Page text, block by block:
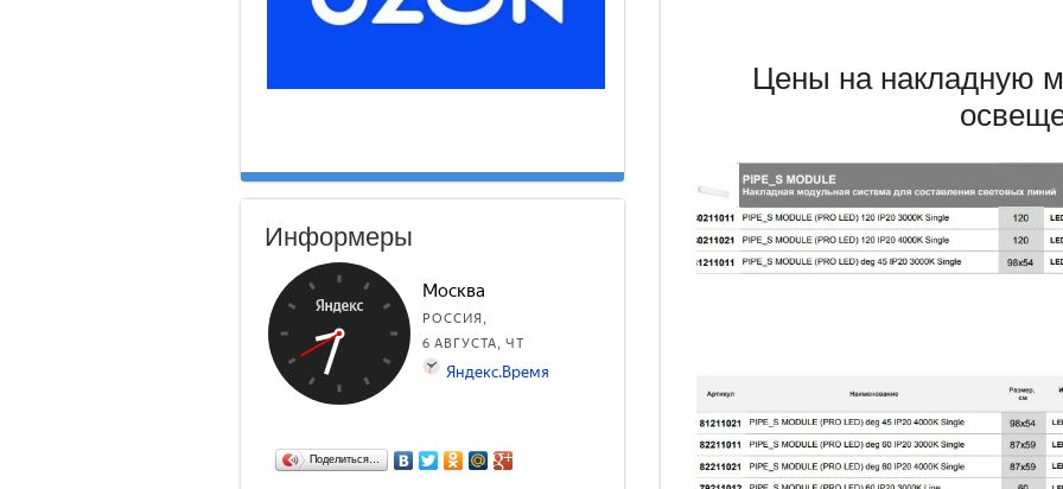
Информеры
Поделиться…
Цены на накладную